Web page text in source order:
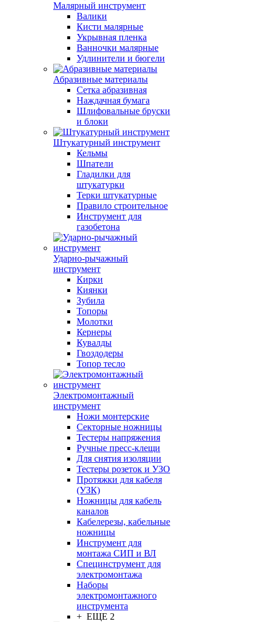
Малярный инструмент
Валики
Кисти малярные
Укрывная пленка
Ванночки малярные
Удлинители и бюгели
Абразивные материалы
Сетка абразивная
Наждачная бумага
Шлифовальные бруски
и блоки
Штукатурный инструмент
Кельмы
Шпатели
Гладилки для
штукатурки
Терки штукатурные
Правило строительное
Инструмент для
газобетона
Ударно-рычажный
инструмент
Кирки
Киянки
Зубила
Топоры
Молотки
Кернеры
Кувалды
Гвоздодеры
Топор тесло
Электромонтажный
инструмент
Ножи монтерские
Секторные ножницы
Тестеры напряжения
Ручные пресс-клещи
Для снятия изоляции
Тестеры розеток и УЗО
Протяжки для кабеля
(УЗК)
Ножницы для кабель
каналов
Кабелерезы, кабельные
ножницы
Инструмент для
монтажа СИП и ВЛ
Специнструмент для
электромонтажа
Наборы
электромонтажного
инструмента
+ ЕЩЕ 2